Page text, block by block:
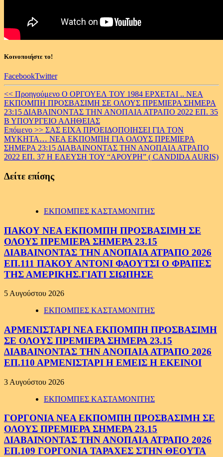
Κοινοποιήστε το!
FacebookTwitter
Continue
Reading
<< Προηγούμενο Ο ΟΡΓΟΥΕΛ ΤΟΥ 1984 ΕΡΧΕΤΑΙ .. ΝΕΑ
ΕΚΠΟΜΠΗ ΠΡΟΣΒΑΣΙΜΗ ΣΕ ΟΛΟΥΣ ΠΡΕΜΙΕΡΑ ΣΗΜΕΡΑ
23:15 ΔΙΑΒΑΙΝΟΝΤΑΣ ΤΗΝ ΑΝΟΠΑΙΑ ΑΤΡΑΠΟ 2022 ΕΠ. 35
Β ΥΠΟΥΡΓΕΙΟ ΑΛΗΘΕΙΑΣ
Επόμενο >> ΣΑΣ ΕΙΧΑ ΠΡΟΕΙΔΟΠΟΙΗΣΕΙ ΓΙΑ ΤΟΝ
ΜΥΚΗΤΑ… ΝΕΑ ΕΚΠΟΜΠΗ ΓΙΑ ΟΛΟΥΣ ΠΡΕΜΙΕΡΑ
ΣΗΜΕΡΑ 23:15 ΔΙΑΒΑΙΝΟΝΤΑΣ ΤΗΝ ΑΝΟΠΑΙΑ ΑΤΡΑΠΟ
2022 ΕΠ. 37 Η ΕΛΕΥΣΗ ΤΟΥ “ΑΡΟΥΡΗ” ( CANDIDA AURIS)
Δείτε επίσης
ΕΚΠΟΜΠΕΣ ΚΑΣΤΑΜΟΝΙΤΗΣ
ΠΑΚΟΥ ΝΕΑ ΕΚΠΟΜΠΗ ΠΡΟΣΒΑΣΙΜΗ ΣΕ
ΟΛΟΥΣ ΠΡΕΜΙΕΡΑ ΣΗΜΕΡΑ 23.15
ΔΙΑΒΑΙΝΟΝΤΑΣ ΤΗΝ ΑΝΟΠΑΙΑ ΑΤΡΑΠΟ 2026
ΕΠ.111 ΠΑΚΟΥ ΑΝΤΟΝΙ ΦΑΟΥΤΣΙ Ο ΦΡΑΠΕΣ
ΤΗΣ ΑΜΕΡΙΚΗΣ.ΓΙΑΤΙ ΣΙΩΠΗΣΕ
5 Αυγούστου 2026
ΕΚΠΟΜΠΕΣ ΚΑΣΤΑΜΟΝΙΤΗΣ
ΑΡΜΕΝΙΣΤΑΡΙ ΝΕΑ ΕΚΠΟΜΠΗ ΠΡΟΣΒΑΣΙΜΗ
ΣΕ ΟΛΟΥΣ ΠΡΕΜΙΕΡΑ ΣΗΜΕΡΑ 23.15
ΔΙΑΒΑΙΝΟΝΤΑΣ ΤΗΝ ΑΝΟΠΑΙΑ ΑΤΡΑΠΟ 2026
ΕΠ.110 ΑΡΜΕΝΙΣΤΑΡΙ Η ΕΜΕΙΣ Η ΕΚΕΙΝΟΙ
3 Αυγούστου 2026
ΕΚΠΟΜΠΕΣ ΚΑΣΤΑΜΟΝΙΤΗΣ
ΓΟΡΓΟΝΙΑ ΝΕΑ ΕΚΠΟΜΠΗ ΠΡΟΣΒΑΣΙΜΗ ΣΕ
ΟΛΟΥΣ ΠΡΕΜΙΕΡΑ ΣΗΜΕΡΑ 23.15
ΔΙΑΒΑΙΝΟΝΤΑΣ ΤΗΝ ΑΝΟΠΑΙΑ ΑΤΡΑΠΟ 2026
ΕΠ.109 ΓΟΡΓΟΝΙΑ ΤΑΡΑΧΕΣ ΣΤΗΝ ΘΕΟΥΤΑ